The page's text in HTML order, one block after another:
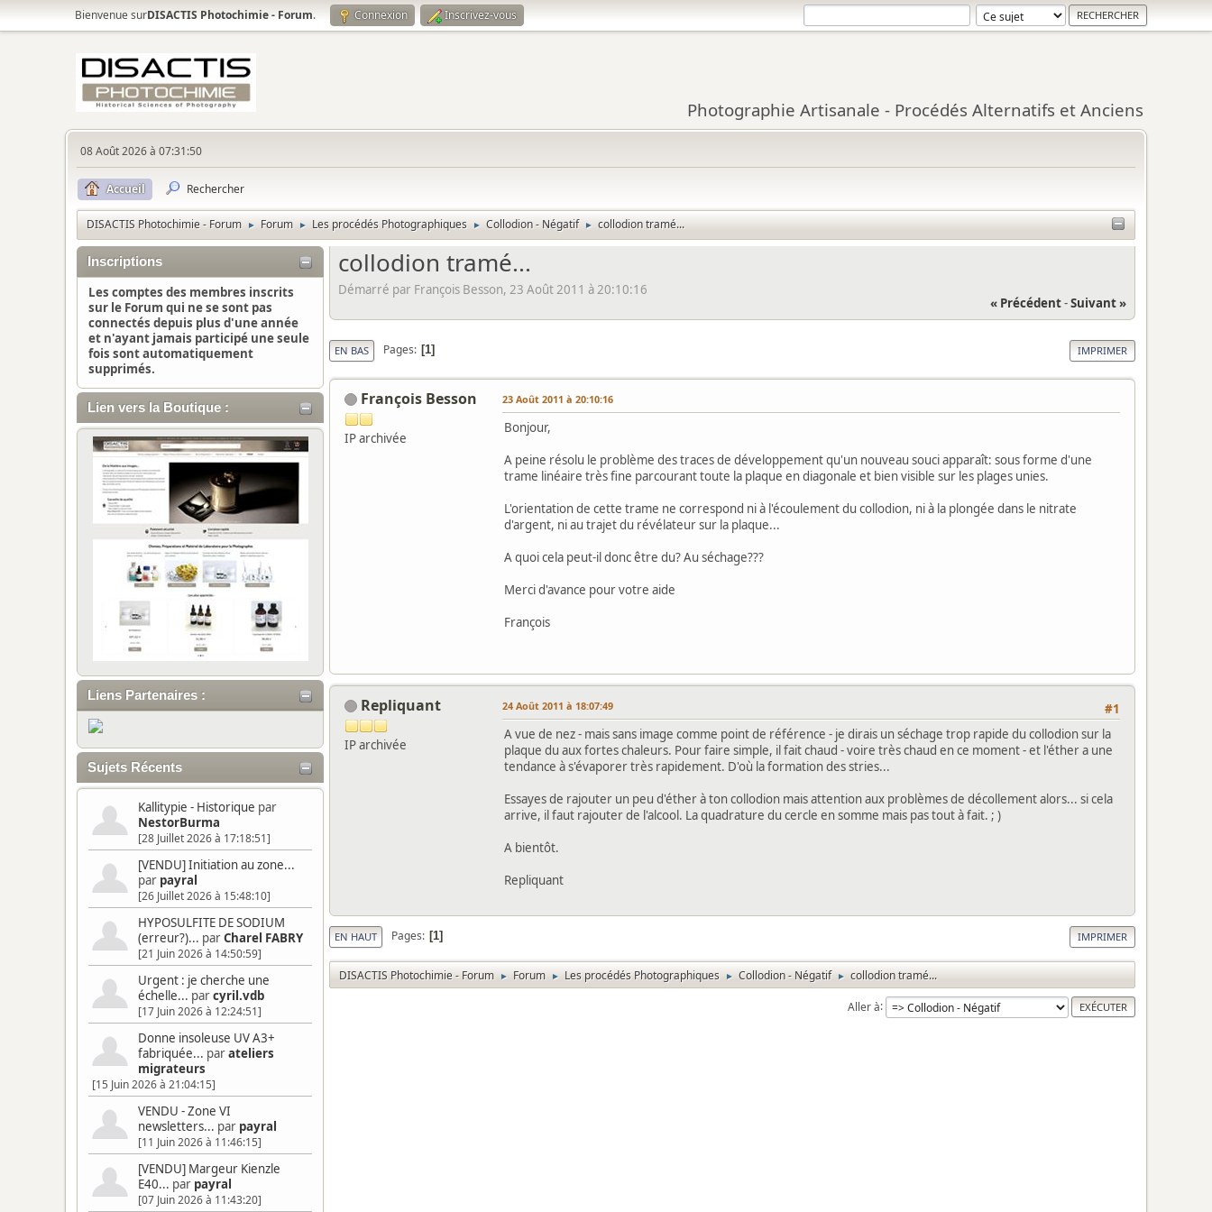
Bienvenue surDISACTIS Photochimie - Forum. Connexion Inscrivez-vous
Photographie Artisanale - Procédés Alternatifs et Anciens
08 Août 2026 à 07:31:50
Accueil Rechercher
DISACTIS Photochimie - Forum ► Forum ► Les procédés Photographiques ► Collodion - Négatif ► collodion tramé...
Inscriptions
Les comptes des membres inscrits
sur le Forum qui ne se sont pas
connectés depuis plus d'une année
et n'ayant jamais participé une seule
fois sont automatiquement
supprimés.
Lien vers la Boutique :
Liens Partenaires :
Sujets Récents
Kallitypie - Historique par
NestorBurma
[28 Juillet 2026 à 17:18:51]
[VENDU] Initiation au zone...
par payral
[26 Juillet 2026 à 15:48:10]
HYPOSULFITE DE SODIUM
(erreur?)... parCharel FABRY
[21 Juin 2026 à 14:50:59]
Urgent : je cherche une
échelle... parcyril.vdb
[17 Juin 2026 à 12:24:51]
Donne insoleuse UV A3+
fabriquée... parateliers
migrateurs
[15 Juin 2026 à 21:04:15]
VENDU - Zone VI
newsletters... par payral
[11 Juin 2026 à 11:46:15]
[VENDU] Margeur Kienzle
E40... par payral
[07 Juin 2026 à 11:43:20]
collodion tramé...
Démarré par François Besson, 23 Août 2011 à 20:10:16
« Précédent-Suivant »
IMPRIMER
EN BAS Pages 1
François Besson
IP archivée
23 Août 2011 à 20:10:16
Bonjour,
A peine résolu le problème des traces de développement qu'un nouveau souci apparaît: sous forme d'une
trame linéaire très fine parcourant toute la plaque en diagonale et bien visible sur les plages unies.
L'orientation de cette trame ne correspond ni à l'écoulement du collodion, ni à la plongée dans le nitrate
d'argent, ni au trajet du révélateur sur la plaque...
A quoi cela peut-il donc être du? Au séchage???
Merci d'avance pour votre aide
François
Repliquant
IP archivée
#1
24 Août 2011 à 18:07:49
A vue de nez - mais sans image comme point de référence - je dirais un séchage trop rapide du collodion sur la
plaque du aux fortes chaleurs. Pour faire simple, il fait chaud - voire très chaud en ce moment - et l'éther a une
tendance à s'évaporer très rapidement. D'où la formation des stries...
Essayes de rajouter un peu d'éther à ton collodion mais attention aux problèmes de décollement alors... si cela
arrive, il faut rajouter de l'alcool. La quadrature du cercle en somme mais pas tout à fait. ; )
A bientôt.
Repliquant
IMPRIMER
EN HAUT Pages 1
DISACTIS Photochimie - Forum ► Forum ► Les procédés Photographiques ► Collodion - Négatif ► collodion tramé...
Aller à